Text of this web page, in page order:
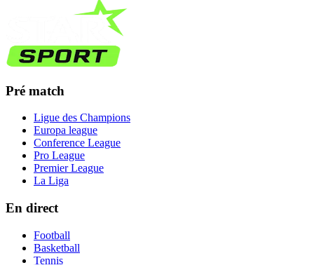
Pré match
Ligue des Champions
Europa league
Conference League
Pro League
Premier League
La Liga
En direct
Football
Basketball
Tennis